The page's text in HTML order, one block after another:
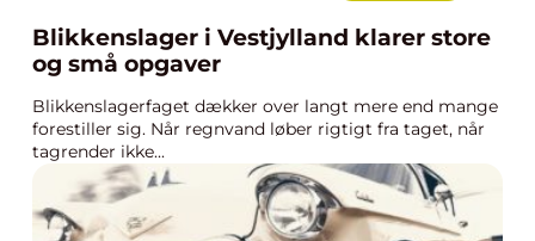
Blikkenslager i Vestjylland klarer store
og små opgaver
Blikkenslagerfaget dækker over langt mere end mange
forestiller sig. Når regnvand løber rigtigt fra taget, når
tagrender ikke...